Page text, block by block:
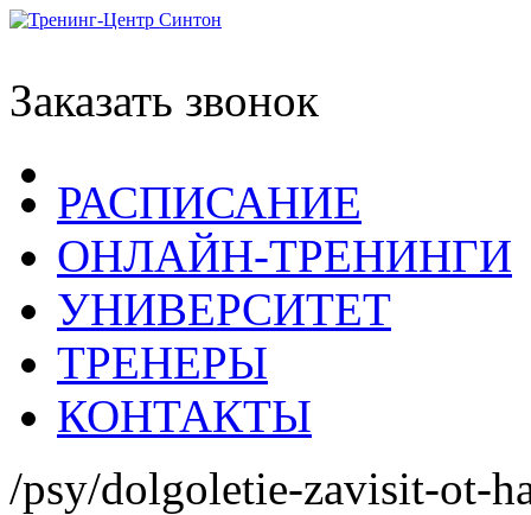
Заказать звонок
РАСПИСАНИЕ
ОНЛАЙН-ТРЕНИНГИ
УНИВЕРСИТЕТ
ТРЕНЕРЫ
КОНТАКТЫ
/psy/dolgoletie-zavisit-ot-